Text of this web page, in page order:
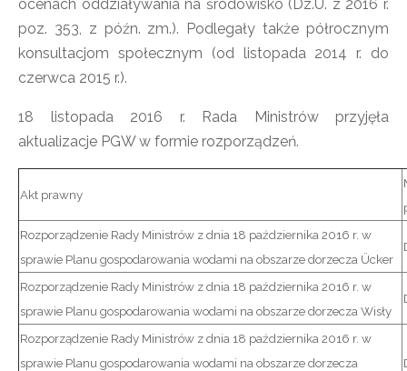
ocenach oddziaływania na środowisko (Dz.U. z 2016 r.
poz. 353, z późn. zm.). Podlegały także półrocznym
konsultacjom społecznym (od listopada 2014 r. do
czerwca 2015 r.).
18 listopada 2016 r. Rada Ministrów przyjęła
aktualizacje PGW w formie rozporządzeń.
Akt prawny
Rozporządzenie Rady Ministrów z dnia 18 października 2016 r. w
sprawie Planu gospodarowania wodami na obszarze dorzecza Ücker
Rozporządzenie Rady Ministrów z dnia 18 października 2016 r. w
sprawie Planu gospodarowania wodami na obszarze dorzecza Wisły
Rozporządzenie Rady Ministrów z dnia 18 października 2016 r. w
sprawie Planu gospodarowania wodami na obszarze dorzecza